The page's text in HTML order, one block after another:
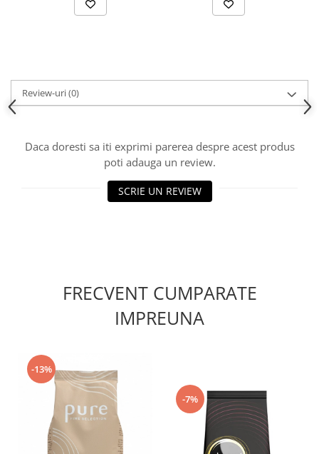
Review-uri(0)
Daca doresti sa iti exprimi parerea despre acest produs
poti adauga un review.
SCRIE UN REVIEW
FRECVENT CUMPARATE
IMPREUNA
-13%
-7%